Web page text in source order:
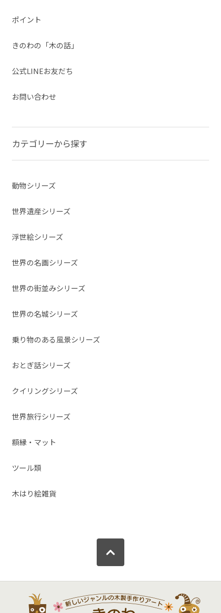
ポイント
きのわの「木の話」
公式LINEお友だち
お問い合わせ
カテゴリーから探す
動物シリーズ
世界遺産シリーズ
浮世絵シリーズ
世界の名画シリーズ
世界の街並みシリーズ
世界の名城シリーズ
乗り物のある風景シリーズ
おとぎ話シリーズ
クイリングシリーズ
世界旅行シリーズ
額縁・マット
ツール類
木はり絵雑貨